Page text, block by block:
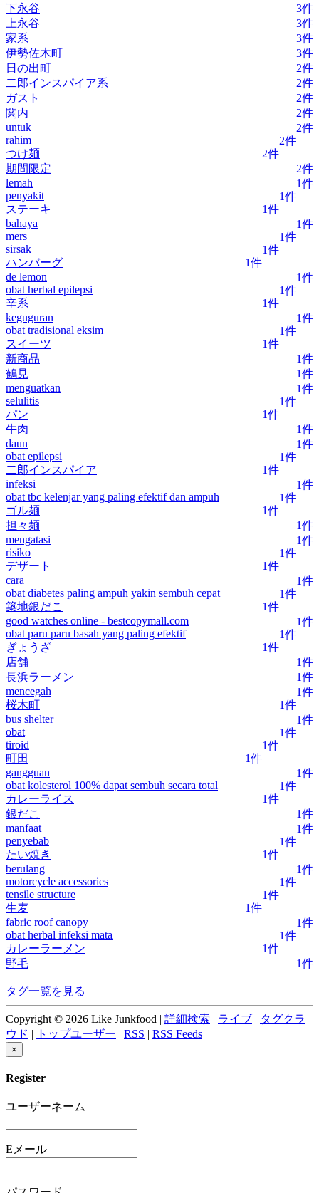
下永谷
3件
上永谷
3件
家系
3件
伊勢佐木町
3件
日の出町
2件
二郎インスパイア系
2件
ガスト
2件
関内
2件
untuk
2件
rahim
2件
つけ麺
2件
期間限定
2件
lemah
1件
penyakit
1件
ステーキ
1件
bahaya
1件
mers
1件
sirsak
1件
ハンバーグ
1件
de lemon
1件
obat herbal epilepsi
1件
辛系
1件
keguguran
1件
obat tradisional eksim
1件
スイーツ
1件
新商品
1件
鶴見
1件
menguatkan
1件
selulitis
1件
パン
1件
牛肉
1件
daun
1件
obat epilepsi
1件
二郎インスパイア
1件
infeksi
1件
obat tbc kelenjar yang paling efektif dan ampuh
1件
ゴル麺
1件
担々麺
1件
mengatasi
1件
risiko
1件
デザート
1件
cara
1件
obat diabetes paling ampuh yakin sembuh cepat
1件
築地銀だこ
1件
good watches online - bestcopymall.com
1件
obat paru paru basah yang paling efektif
1件
ぎょうざ
1件
店舗
1件
長浜ラーメン
1件
mencegah
1件
桜木町
1件
bus shelter
1件
obat
1件
tiroid
1件
町田
1件
gangguan
1件
obat kolesterol 100% dapat sembuh secara total
1件
カレーライス
1件
銀だこ
1件
manfaat
1件
penyebab
1件
たい焼き
1件
berulang
1件
motorcycle accessories
1件
tensile structure
1件
生麦
1件
fabric roof canopy
1件
obat herbal infeksi mata
1件
カレーラーメン
1件
野毛
1件
タグ一覧を見る
Copyright © 2026 Like Junkfood | 詳細検索 | ライブ | タグクラ
ウド | トップユーザー | RSS | RSS Feeds
×
Register
ユーザーネーム
Eメール